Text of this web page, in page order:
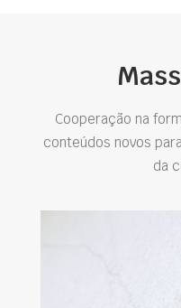
Cooperação na
conteúdos novos
da